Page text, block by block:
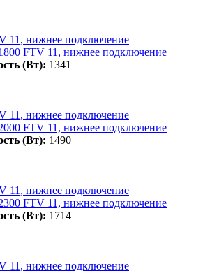
FTV 11, нижнее подключение
(Вт): 1341
FTV 11, нижнее подключение
(Вт): 1490
FTV 11, нижнее подключение
(Вт): 1714